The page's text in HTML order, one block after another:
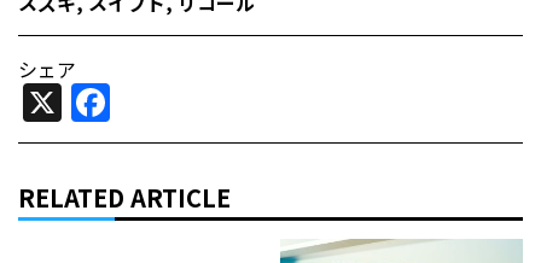
シェア
X
RELATED ARTICLE